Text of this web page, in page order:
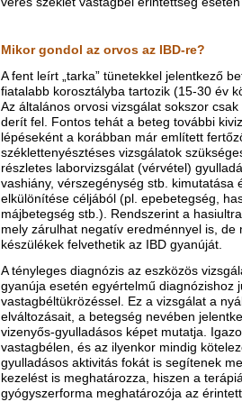
Mikor gondol az orvos az IBD-re?
A fent leírt „tarka” tünetekkel jelentkező
fiatalabb korosztályba tartozik (15-30 év
Az általános orvosi vizsgálat sokszor
derít fel. Fontos tehát a beteg további
lépéseként a korábban már említett
széklettenyésztéses vizsgálatok
részletes laborvizsgálat (vérvétel)
vashiány, vérszegénység stb. kimutatása
elkülönítése céljából (pl. epebetegség,
májbetegség stb.). Rendszerint a
mely zárulhat negatív eredménnyel is, de
készülékek felvethetik az IBD gyanúját.
A tényleges diagnózis az eszközös
gyanúja esetén egyértelmű diagnózishoz
vastagbéltükrözéssel. Ez a vizsgálat a
elváltozásait, a betegség nevében
vizenyős-gyulladásos képet mutatja.
vastagbélen, és az ilyenkor mindig
gyulladásos aktivitás fokát is segítenek
kezelést is meghatározza, hiszen a
gyógyszerforma meghatározója az